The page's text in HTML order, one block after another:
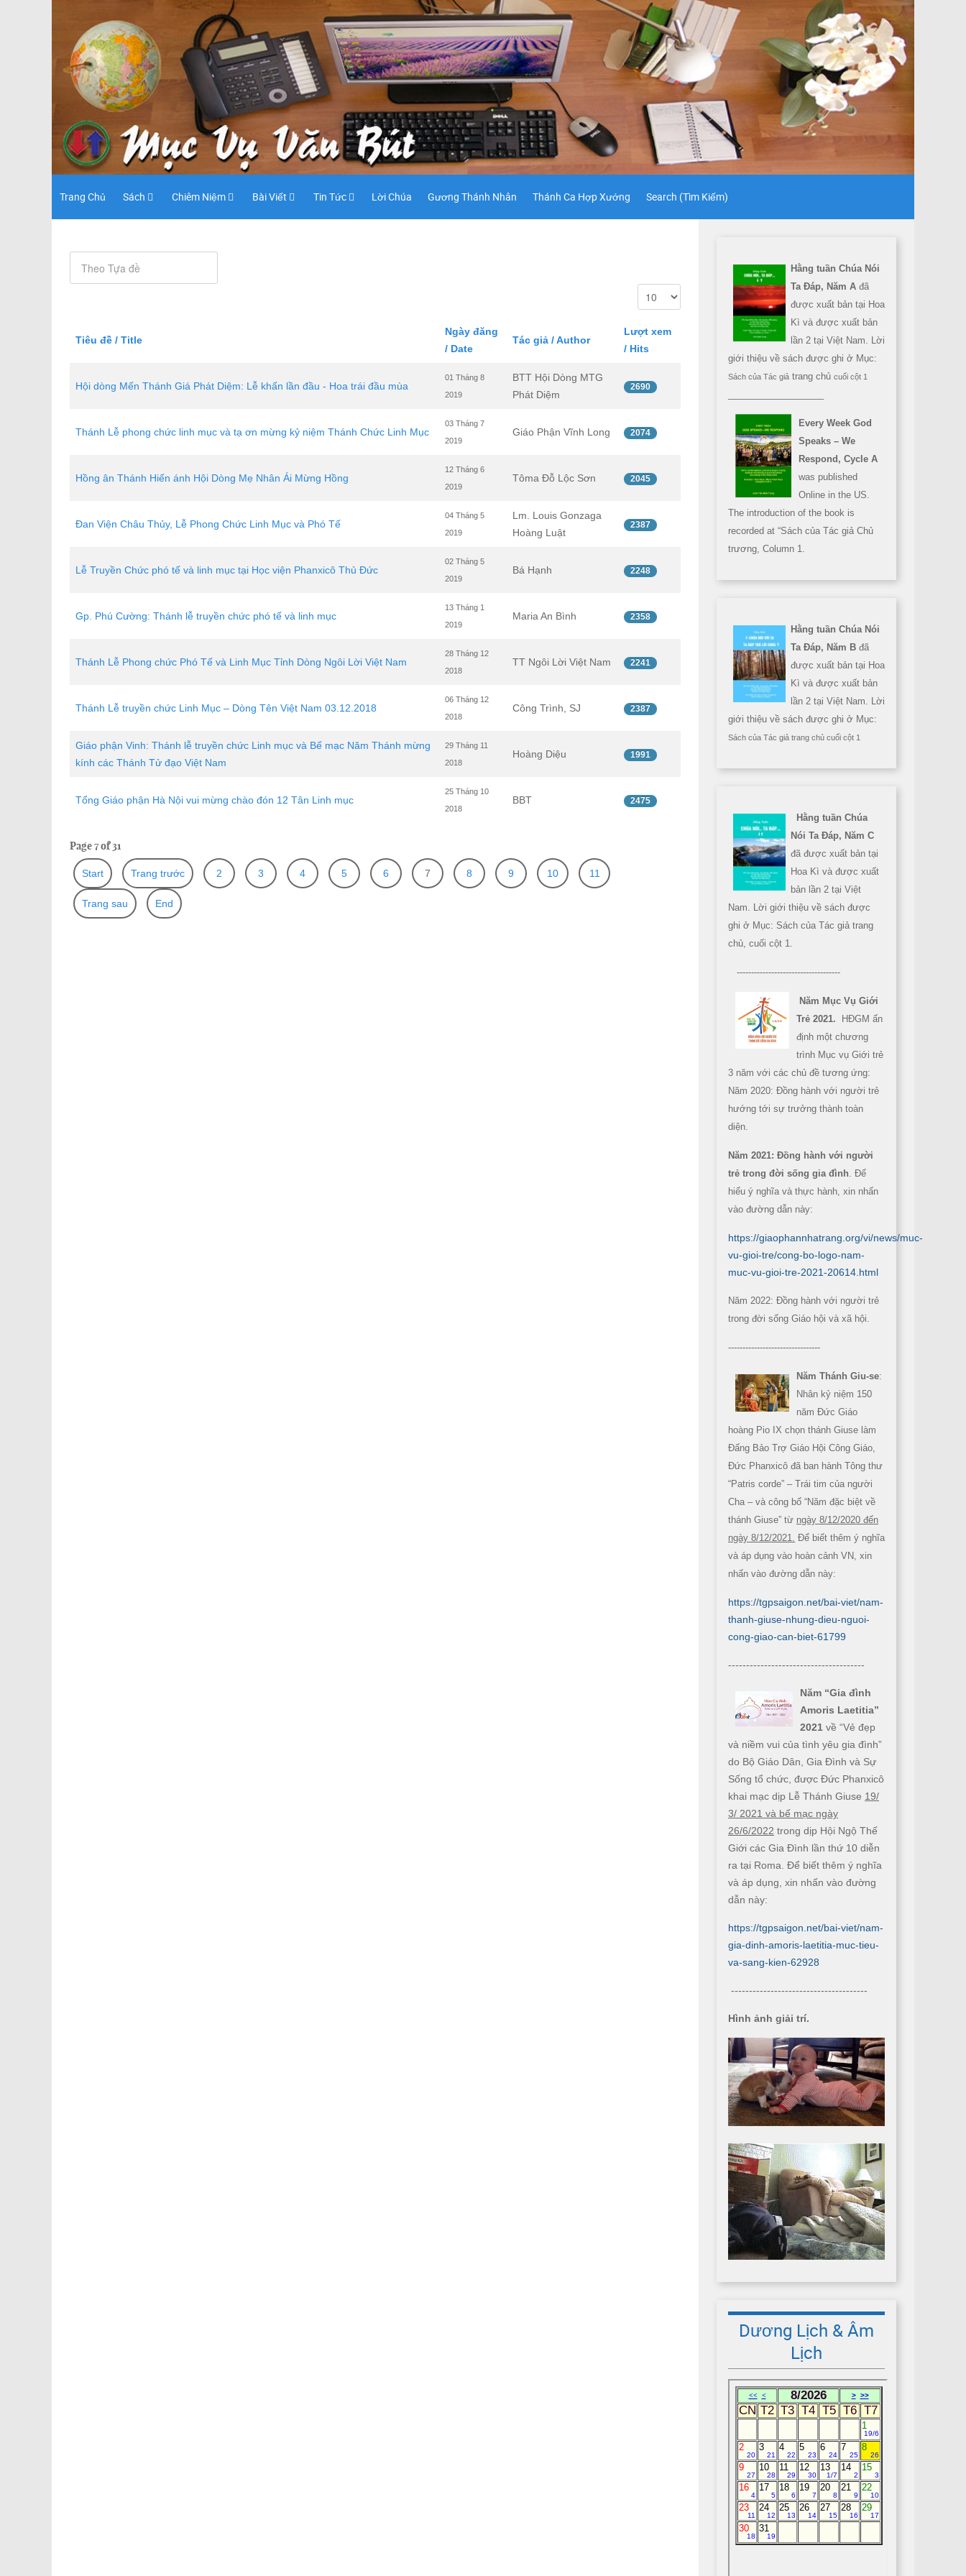
Trang Chủ Sách Chiêm Niệm Bài Viết Tin Tức Lời Chúa Gương Thánh Nhân Thánh Ca Hợp Xướng Search (Tìm Kiếm)
Tiêu đề / Title
Ngày đăng
/ Date
Tác giả / Author
Lượt xem
/ Hits
Hội dòng Mến Thánh Giá Phát Diệm: Lễ khấn lần đầu - Hoa trái đầu mùa
01 Tháng 8
2019
BTT Hội Dòng MTG
Phát Diệm
2690
Thánh Lễ phong chức linh mục và tạ ơn mừng kỷ niệm Thánh Chức Linh Mục
03 Tháng 7
2019
Giáo Phận Vĩnh Long 2074
Hồng ân Thánh Hiến ánh Hội Dòng Mẹ Nhân Ái Mừng Hồng
12 Tháng 6
2019
Tôma Đỗ Lộc Sơn 2045
Đan Viện Châu Thủy, Lễ Phong Chức Linh Mục và Phó Tế
04 Tháng 5
2019
Lm. Louis Gonzaga
Hoàng Luật
2387
Lễ Truyền Chức phó tế và linh mục tại Học viện Phanxicô Thủ Đức
02 Tháng 5
2019
Bá Hạnh 2248
Gp. Phú Cường: Thánh lễ truyền chức phó tế và linh mục
13 Tháng 1
2019
Maria An Bình 2358
Thánh Lễ Phong chức Phó Tế và Linh Mục Tỉnh Dòng Ngôi Lời Việt Nam
28 Tháng 12
2018
TT Ngôi Lời Việt Nam 2241
Thánh Lễ truyền chức Linh Mục – Dòng Tên Việt Nam 03.12.2018
06 Tháng 12
2018
Công Trình, SJ 2387
Giáo phận Vinh: Thánh lễ truyền chức Linh mục và Bế mạc Năm Thánh mừng
kính các Thánh Tử đạo Việt Nam
29 Tháng 11
2018
Hoàng Diệu 1991
Tổng Giáo phận Hà Nội vui mừng chào đón 12 Tân Linh mục
25 Tháng 10
2018
BBT 2475
Page 7 of 31
Start Trang trước 2 3 4 5 6 7 8 9 10 11
Trang sau End
Hằng tuần Chúa Nói
Ta Đáp, Năm A đã
được xuất bản tại Hoa
Kì và được xuất bản
lần 2 tại Việt Nam. Lời
giới thiệu về sách được ghi ở Mục:
Sách của Tác giả trang chủ cuối cột 1
Every Week God
Speaks – We
Respond, Cycle A
was published
Online in the US.
The introduction of the book is
recorded at “Sách của Tác giả Chủ
trương, Column 1.
Hằng tuần Chúa Nói
Ta Đáp, Năm B đã
được xuất bản tại Hoa
Kì và được xuất bản
lần 2 tại Việt Nam. Lời
giới thiệu về sách được ghi ở Mục:
Sách của Tác giả trang chủ cuối cột 1
Hằng tuần Chúa
Nói Ta Đáp, Năm C
đã được xuất bản tại
Hoa Kì và được xuất
bản lần 2 tại Việt
Nam. Lời giới thiệu về sách được
ghi ở Mục: Sách của Tác giả trang
chủ, cuối cột 1.
------------------------------------
Năm Mục Vụ Giới
Trẻ 2021.
HĐGM ấn
định một chương
trình Mục vụ Giới trẻ
3 năm với các chủ đề tương ứng:
Năm 2020: Đồng hành với người trẻ
hướng tới sự trưởng thành toàn
diện.
Năm 2021: Đồng hành với người
trẻ trong đời sống gia đình. Để
hiểu ý nghĩa và thực hành, xin nhấn
vào đường dẫn này:
https://giaophannhatrang.org/vi/news/muc-
vu-gioi-tre/cong-bo-logo-nam-
muc-vu-gioi-tre-2021-20614.html
Năm 2022: Đồng hành với người trẻ
trong đời sống Giáo hội và xã hội.
--------------------------------
Năm Thánh Giu-se:
Nhân kỷ niệm 150
năm Đức Giáo
hoàng Pio IX chọn thánh Giuse làm
Đấng Bảo Trợ Giáo Hội Công Giáo,
Đức Phanxicô đã ban hành Tông thư
“Patris corde” – Trái tim của người
Cha – và công bố “Năm đặc biệt về
thánh Giuse” từ ngày 8/12/2020 đến
ngày 8/12/2021. Để biết thêm ý nghĩa
và áp dụng vào hoàn cảnh VN, xin
nhấn vào đường dẫn này:
https://tgpsaigon.net/bai-viet/nam-
thanh-giuse-nhung-dieu-nguoi-
cong-giao-can-biet-61799
--------------------------------------
Năm “Gia đình
Amoris Laetitia”
2021 về “Vẻ đẹp
và niềm vui của tình yêu gia đình”
do Bộ Giáo Dân, Gia Đình và Sự
Sống tổ chức, được Đức Phanxicô
khai mạc dịp Lễ Thánh Giuse 19/
3/ 2021 và bế mạc ngày
26/6/2022 trong dịp Hội Ngộ Thế
Giới các Gia Đình lần thứ 10 diễn
ra tại Roma. Để biết thêm ý nghĩa
và áp dụng, xin nhấn vào đường
dẫn này:
https://tgpsaigon.net/bai-viet/nam-
gia-dinh-amoris-laetitia-muc-tieu-
va-sang-kien-62928
--------------------------------------
Hình ảnh giải trí.
Dương Lịch & Âm
Lịch